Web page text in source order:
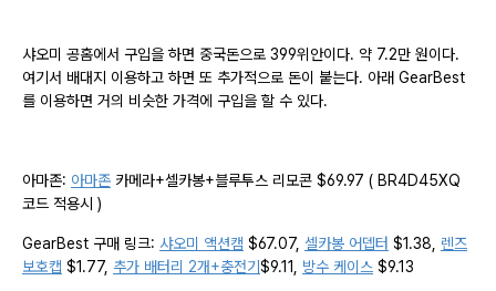
샤오미 공홈에서 구입을 하면 중국돈으로 399위안이다. 약 7.2만 원이다.
여기서 배대지 이용하고 하면 또 추가적으로 돈이 붙는다. 아래 GearBest
를 이용하면 거의 비슷한 가격에 구입을 할 수 있다.
아마존: 아마존 카메라+셀카봉+블루투스 리모콘 $69.97 ( BR4D45XQ
코드 적용시 )
GearBest 구매 링크: 샤오미 액션캠 $67.07, 셀카봉 어뎁터 $1.38, 렌즈
보호캡 $1.77, 추가 배터리 2개+충전기 $9.11, 방수 케이스 $9.13